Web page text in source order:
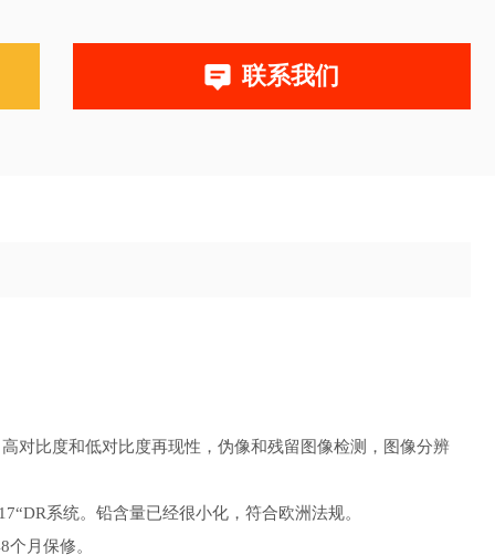
联系我们
对比度和低对比度再现性，伪像和残留图像检测，图像分辨
系统。铅含量已经很小化，符合欧洲法规。
月保修。